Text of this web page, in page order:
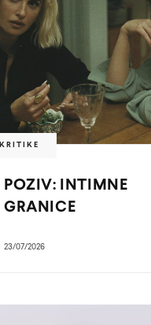
KRITIKE
POZIV: INTIMNE
GRANICE
23/07/2026